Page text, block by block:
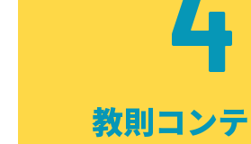
教則コン